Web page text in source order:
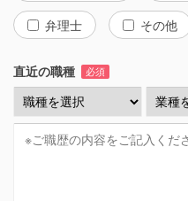
弁理士 その他
直近の職種 必須